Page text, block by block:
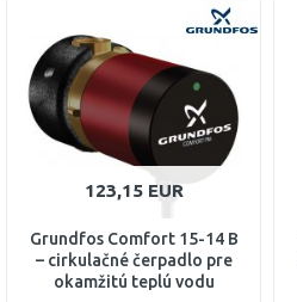
123,15 EUR
Grundfos Comfort 15-14 B
– cirkulačné čerpadlo pre
okamžitú teplú vodu